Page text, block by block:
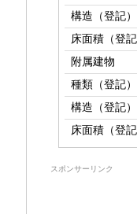
構造（登記）
床面積（登記
附属建物
種類（登記）
構造（登記）
床面積（登記
スポンサーリンク